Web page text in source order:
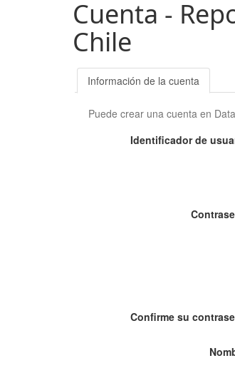
Cuenta -
Chile
Información de la cuenta
Puede crear una cuenta en
Identificador de
Confirme su